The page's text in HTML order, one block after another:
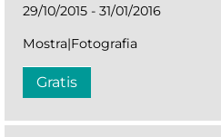
29/10/2015 - 31/01/2016
Mostra|Fotografia
Gratis